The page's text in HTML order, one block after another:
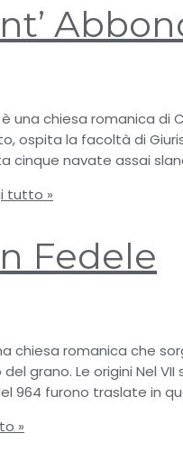
è una chiesa romanica
la facoltà di
cinque navate assai
tutto »
Fedele
chiesa romanica che
grano. Le origini Nel
964 furono traslate in
»